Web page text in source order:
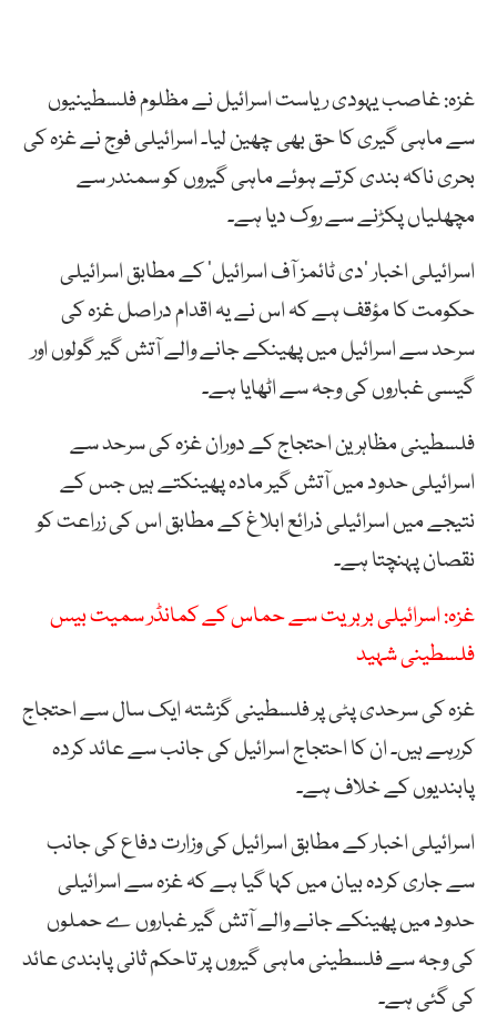
غزہ: غاصب یہودی ریاست اسرائیل نے مظلوم فلسطینیوں
سے ماہی گیری کا حق بھی چھین لیا۔ اسرائیلی فوج نے غزہ کی
بحری ناکہ بندی کرتے ہوئے ماہی گیروں کو سمندر سے
مچھلیاں پکڑنے سے روک دیا ہے۔
اسرائیلی اخبار ’دی ٹائمز آف اسرائیل‘ کے مطابق اسرائیلی
حکومت کا مؤقف ہے کہ اس نے یہ اقدام دراصل غزہ کی
سرحد سے اسرائیل میں پھینکے جانے والے آتش گیر گولوں اور
گیسی غباروں کی وجہ سے اٹھایا ہے۔
فلسطینی مظاہرین احتجاج کے دوران غزہ کی سرحد سے
اسرائیلی حدود میں آتش گیر مادہ پھینکتے ہیں جس کے
نتیجے میں اسرائیلی ذرائع ابلاغ کے مطابق اس کی زراعت کو
نقصان پہنچتا ہے۔
غزہ: اسرائیلی بربریت سے حماس کے کمانڈر سمیت بیس
فلسطینی شہید
غزہ کی سرحدی پٹی پر فلسطینی گزشتہ ایک سال سے احتجاج
کررہے ہیں۔ ان کا احتجاج اسرائیل کی جانب سے عائد کردہ
پابندیوں کے خلاف ہے۔
اسرائیلی اخبار کے مطابق اسرائیل کی وزارت دفاع کی جانب
سے جاری کردہ بیان میں کہا گیا ہے کہ غزہ سے اسرائیلی
حدود میں پھینکے جانے والے آتش گیر غباروں ے حملوں
کی وجہ سے فلسطینی ماہی گیروں پر تاحکم ثانی پابندی عائد
کی گئی ہے۔